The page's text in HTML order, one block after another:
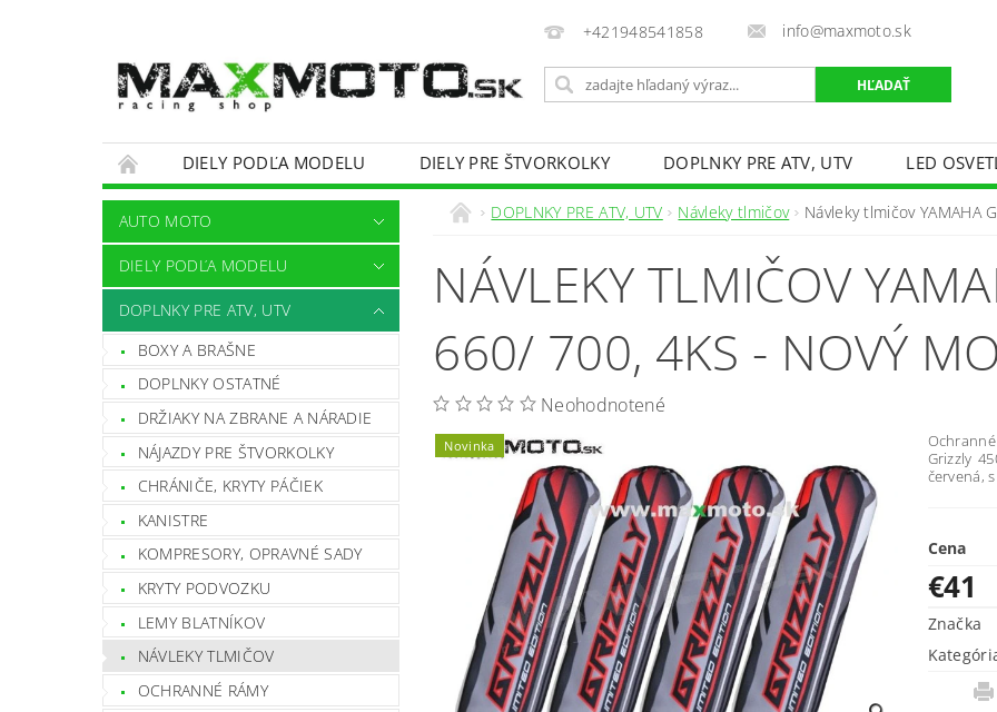
+421948541858 info@maxmoto.sk
DIELY PODĽA MODELU DIELY PRE ŠTVORKOLKY DOPLNKY PRE ATV, UTV
LED
OBCHODNÉ PODMIENKY
KONTAKTY
AUTO MOTO
DIELY PODĽA MODELU
DOPLNKY PRE ATV, UTV
BOXY A BRAŠNE
DOPLNKY OSTATNÉ
DRŽIAKY NA ZBRANE A NÁRADIE
NÁJAZDY PRE ŠTVORKOLKY
CHRÁNIČE, KRYTY PÁČIEK
KANISTRE
KOMPRESORY, OPRAVNÉ SADY
KRYTY PODVOZKU
LEMY BLATNÍKOV
NÁVLEKY TLMIČOV
OCHRANNÉ RÁMY
DOPLNKY PRE ATV, UTV Návleky tlmičov Návleky tlmičov YAMAHA
NÁVLEKY TLMIČOV
660/ 700, 4KS - NOVÝ
Neohodnotené
Novinka
Grizzly
červená,
Cena
€41
Značka